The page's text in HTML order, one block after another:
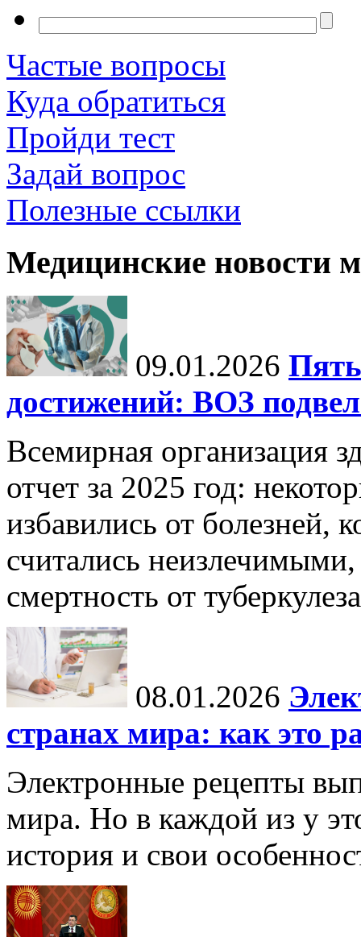
Частые вопросы
Куда обратиться
Пройди тест
Задай вопрос
Полезные ссылки
Медицинские новости
09.01.2026
достижений: ВОЗ
Всемирная организация
отчет за 2025 год:
избавились от болезней,
считались неизлечимыми,
смертность от
08.01.2026
странах мира: как это
Электронные рецепты
мира. Но в каждой из у
история и свои